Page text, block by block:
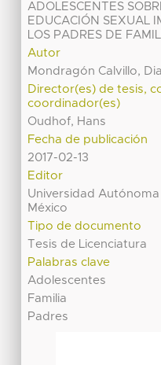
ADOLESCENTES
EDUCACIÓN SEXUAL
LOS PADRES DE
Autor
Mondragón Calvillo,
Director(es) de tesis,
coordinador(es)
Oudhof, Hans
Fecha de publicación
2017-02-13
Editor
Universidad
México
Tipo de documento
Tesis de Licenciatura
Palabras clave
Adolescentes
Familia
Padres